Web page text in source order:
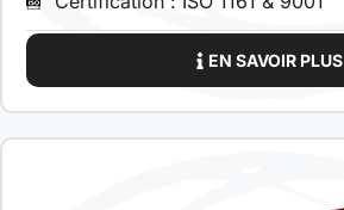
EN SAVOIR PLUS